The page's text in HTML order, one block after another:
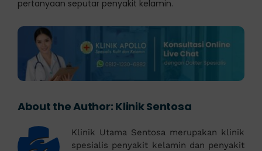
pertanyaan seputar penyakit kelamin.
About the Author: Klinik Sentosa
Klinik Utama Sentosa merupakan klinik
spesialis penyakit kelamin dan penyakit